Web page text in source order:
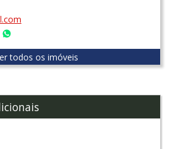
Tim
todos os imóveis